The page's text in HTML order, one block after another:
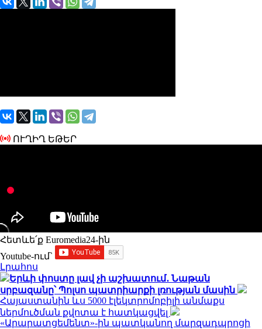
ՈՒՂԻՂ ԵԹԵՐ
Հետևե՛ք Euromedia24-ին
Youtube-ում`
Լրահոս
Երևի փոստը լավ չի աշխատում․ Նաթան
սրբազանը՝ Պոլսո պատրիարքի լռության մասին
Հայաստանին ևս 5000 էլեկտրոմոբիլի անմաքս
ներմուծման քվոտա է հատկացվել
«Արարատցեմենտ»-ին պատկանող մարզադպրոցի